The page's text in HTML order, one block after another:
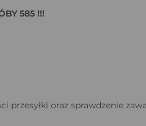
585 !!!
przesyłki oraz sprawdzenie